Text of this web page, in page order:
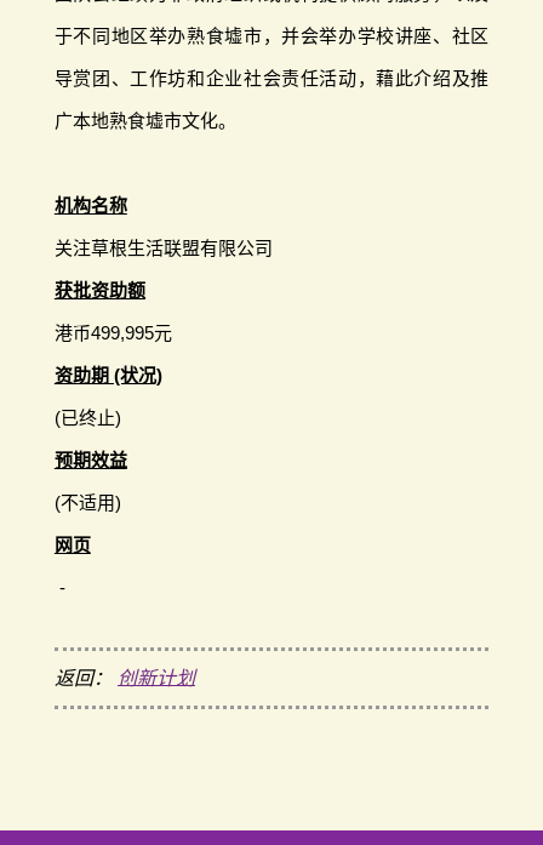
于不同地区举办熟食墟市，并会举办学校讲座、社区
导赏团、工作坊和企业社会责任活动，藉此介绍及推
广本地熟食墟市文化。
机构名称
关注草根生活联盟有限公司
获批资助额
港币499,995元
资助期 (状况)
(已终止)
预期效益
(不适用)
网页
-
返回： 创新计划